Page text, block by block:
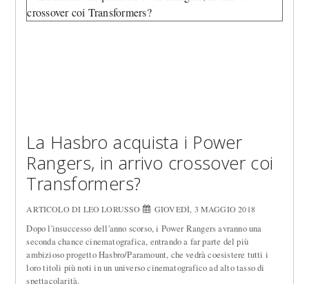
La Hasbro acquista i Power
Rangers, in arrivo crossover coi
Transformers?
ARTICOLO DI LEO LORUSSO GIOVEDÌ, 3 MAGGIO 2018
Dopo l'insuccesso dell'anno scorso, i Power Rangers avranno una
seconda chance cinematografica, entrando a far parte del più
ambizioso progetto Hasbro/Paramount, che vedrà coesistere tutti i
loro titoli più noti in un universo cinematografico ad alto tasso di
spettacolarità.